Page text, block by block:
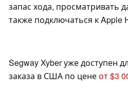
запас хода, просматривать
также подключаться к Apple
Segway Xyber уже доступен
заказа в США по ценеот $3